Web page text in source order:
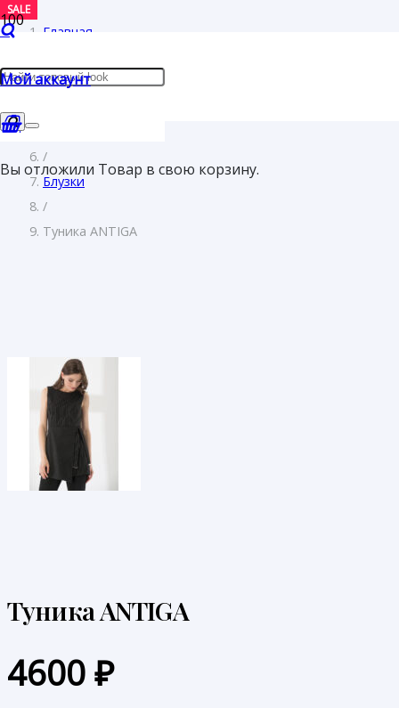
Мой аккаунт
Вы отложили Товар в свою корзину.
Главная
Женщинам
/
Блузки
/
Туника ANTIGA
Туника ANTIGA
4600₽
SALE
SALE